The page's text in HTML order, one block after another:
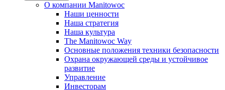
О компании Manitowoc
Наши ценности
Наша стратегия
Наша культура
The Manitowoc Way
Основные положения техники безопасности
Охрана окружающей среды и устойчивое
развитие
Управление
Инвесторам